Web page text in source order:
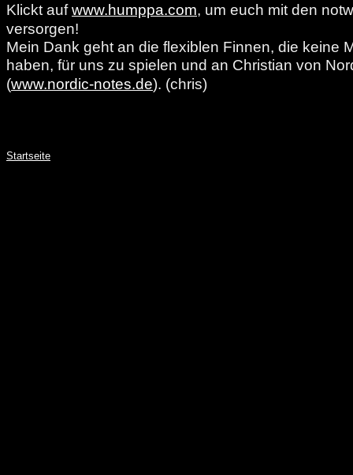
Klickt aufwww.humppa.com, um euch mit den
versorgen!
Mein Dank geht an die flexiblen Finnen, die keine
haben, für uns zu spielen und an Christian von
(www.nordic-notes.de). (chris)
Startseite